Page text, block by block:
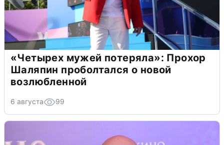
«Четырех мужей потеряла»: Прохор
Шаляпин проболтался о новой
возлюбленной
6 августа 99